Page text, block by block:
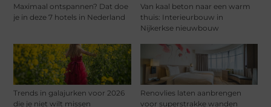
Maximaal ontspannen? Dat doe
je in deze 7 hotels in Nederland
Van kaal beton naar een warm
thuis: Interieurbouw in
Nijkerkse nieuwbouw
Trends in galajurken voor 2026
die je niet wilt missen
Renovlies laten aanbrengen
voor superstrakke wanden